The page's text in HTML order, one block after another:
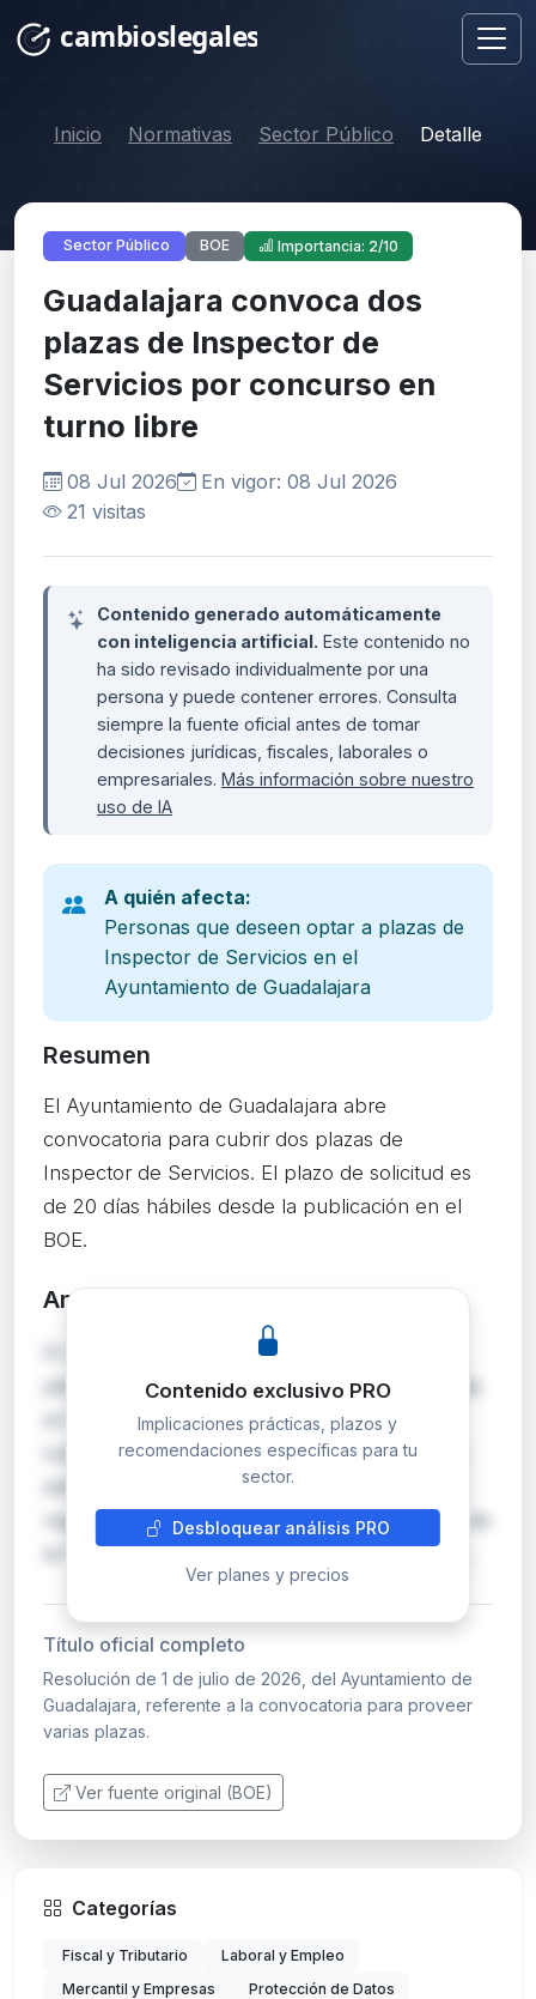
Inicio Normativas Sector Público Detalle
Sector Público BOE Importancia: 2/10
Guadalajara convoca dos
plazas de Inspector de
Servicios por concurso en
turno libre
08 Jul 2026
En vigor: 08 Jul 2026
21 visitas
Contenido generado automáticamente
con inteligencia artificial. Este contenido no
ha sido revisado individualmente por una
persona y puede contener errores. Consulta
siempre la fuente oficial antes de tomar
decisiones jurídicas, fiscales, laborales o
empresariales. Más información sobre nuestro
uso de IA
A quién afecta:
Personas que deseen optar a plazas de
Inspector de Servicios en el
Ayuntamiento de Guadalajara
Resumen
El Ayuntamiento de Guadalajara abre
convocatoria para cubrir dos plazas de
Inspector de Servicios. El plazo de solicitud es
de 20 días hábiles desde la publicación en el
BOE.
Análisis detallado
El Ayuntamiento de Guadalajara convoca dos
plazas de Inspectores de Servicios encuadradas
en la escala de Administración Especial,
subescala de Servicios Especiales, mediante el
sistema de concurso en turno libre. Las bases
reguladoras se publicaron en el Boletín Oficial de
la Provincia de Guadalajara número 123, de 1 …
Contenido exclusivo PRO
Implicaciones prácticas, plazos y
recomendaciones específicas para tu
sector.
Desbloquear análisis PRO
Ver planes y precios
Título oficial completo
Resolución de 1 de julio de 2026, del Ayuntamiento de
Guadalajara, referente a la convocatoria para proveer
varias plazas.
Ver fuente original (BOE)
Categorías
Fiscal y Tributario
Laboral y Empleo
Mercantil y Empresas
Protección de Datos